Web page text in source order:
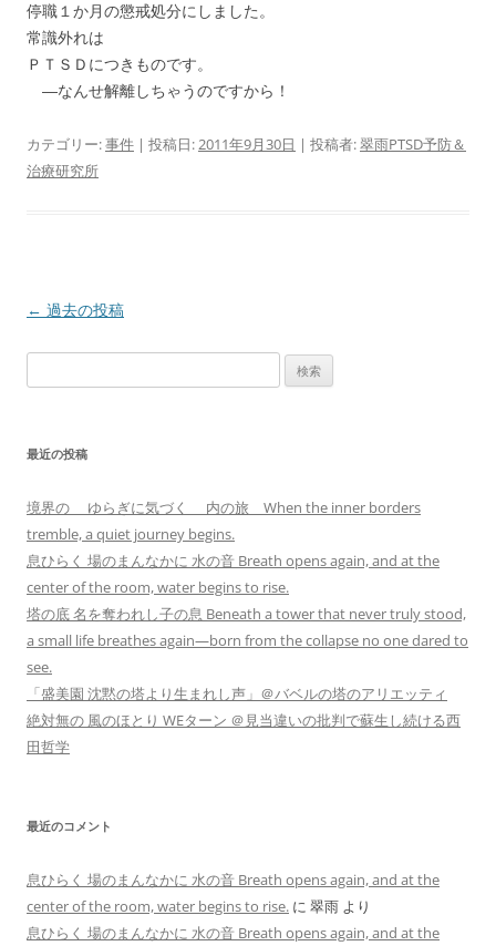
停職１か月の懲戒処分にしました。
常識外れは
ＰＴＳＤにつきものです。
―なんせ解離しちゃうのですから！
カテゴリー:事件 | 投稿日:2011年9月30日 | 投稿者:翠雨PTSD予防＆
治療研究所
投
ー
シ
ョ
ン
← 過去の投稿
索:
最近の投稿
境界の ゆらぎに気づく 内の旅 When the inner borders
tremble, a quiet journey begins.
息ひらく 場のまんなかに 水の音 Breath opens again, and at the
center of the room, water begins to rise.
塔の底 名を奪われし子の息 Beneath a tower that never truly stood,
a small life breathes again—born from the collapse no one dared to
see.
「盛美園 沈黙の塔より生まれし声」＠バベルの塔のアリエッティ
絶対無の 風のほとり WEターン ＠見当違いの批判で蘇生し続ける西
田哲学
最近のコメント
息ひらく 場のまんなかに 水の音 Breath opens again, and at the
center of the room, water begins to rise. に 翠雨 より
息ひらく 場のまんなかに 水の音 Breath opens again, and at the